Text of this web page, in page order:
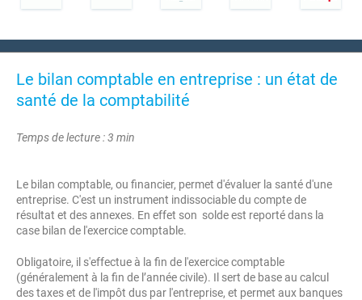
Le bilan comptable en entreprise : un état de
santé de la comptabilité
Temps de lecture : 3 min
Le bilan comptable, ou financier, permet d'évaluer la santé d'une
entreprise. C'est un instrument indissociable du compte de
résultat et des annexes. En effet son solde est reporté dans la
case bilan de l'exercice comptable.
Obligatoire, il s'effectue à la fin de l'exercice comptable
(généralement à la fin de l’année civile). Il sert de base au calcul
des taxes et de l'impôt dus par l'entreprise, et permet aux banques